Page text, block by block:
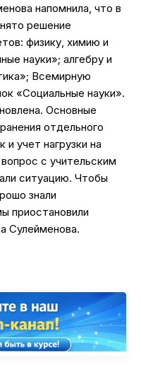
напомнила, что в
решение
физику, химию и
науки»; алгебру и
Всемирную
«Социальные науки».
Основные
отдельного
и учет нагрузки на
с учительским
ситуацию. Чтобы
знали
приостановили
Сулейменова.